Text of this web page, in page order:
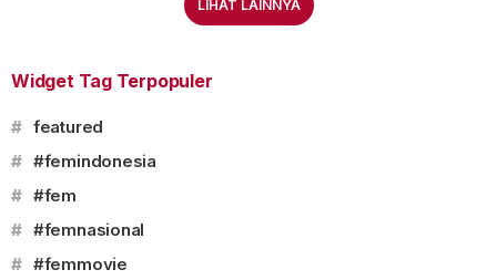
LIHAT LAINNYA
Widget Tag Terpopuler
# featured
# #femindonesia
# #fem
# #femnasional
# #femmovie